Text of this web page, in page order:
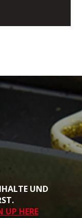
UND
UP HERE